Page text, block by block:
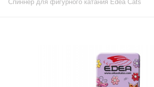
Спиннер для фигурного катания Edea Cats